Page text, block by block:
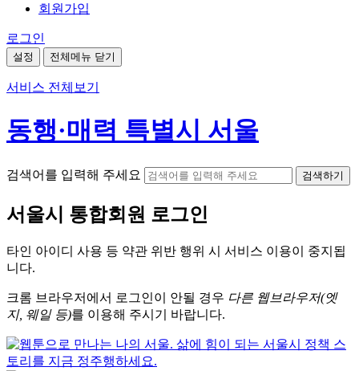
회원가입
로그인
설정 전체메뉴 닫기
서비스 전체보기
동행·매력 특별시 서울
검색어를 입력해 주세요 검색하기
서울시 통합회원 로그인
타인 아이디 사용 등 약관 위반 행위 시 서비스 이용이 중지됩
니다.
크롬 브라우저에서 로그인이 안될 경우 다른 웹브라우저(엣
지, 웨일 등)를 이용해 주시기 바랍니다.